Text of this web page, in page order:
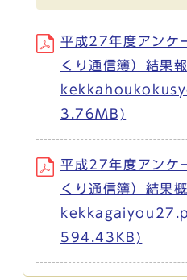
平成27年度アンケ
くり通信簿）結果
3.76MB)
平成27年度アンケ
くり通信簿）結果
594.43KB)